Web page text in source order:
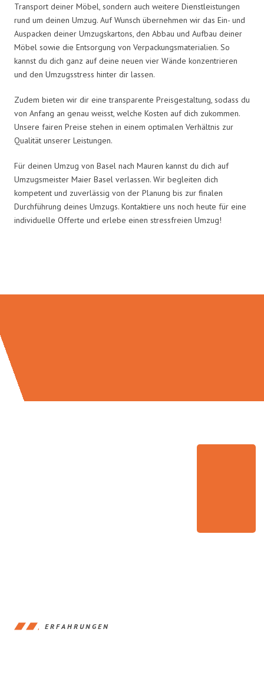
Transport deiner Möbel, sondern auch weitere Dienstleistungen
rund um deinen Umzug. Auf Wunsch übernehmen wir das Ein- und
Auspacken deiner Umzugskartons, den Abbau und Aufbau deiner
Möbel sowie die Entsorgung von Verpackungsmaterialien. So
kannst du dich ganz auf deine neuen vier Wände konzentrieren
und den Umzugsstress hinter dir lassen.
Zudem bieten wir dir eine transparente Preisgestaltung, sodass du
von Anfang an genau weisst, welche Kosten auf dich zukommen.
Unsere fairen Preise stehen in einem optimalen Verhältnis zur
Qualität unserer Leistungen.
Für deinen Umzug von Basel nach Mauren kannst du dich auf
Umzugsmeister Maier Basel verlassen. Wir begleiten dich
kompetent und zuverlässig von der Planung bis zur finalen
Durchführung deines Umzugs. Kontaktiere uns noch heute für eine
individuelle Offerte und erlebe einen stressfreien Umzug!
ERFAHRUNGEN